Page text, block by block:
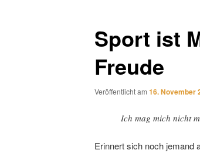
Sport ist
Freude
Veröffentlicht am 16. November
Ich mag mich nicht
Erinnert sich noch jemand